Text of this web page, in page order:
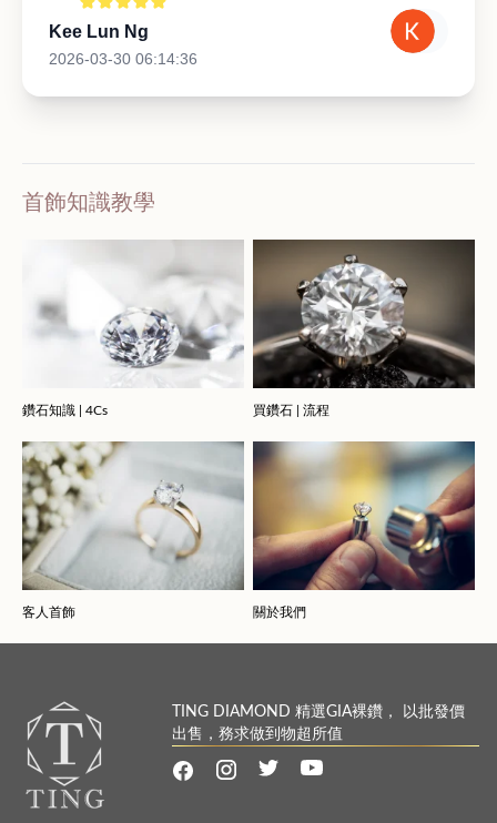
Kee Lun Ng
2026-03-30 06:14:36
首飾知識教學
鑽石知識 | 4Cs 買鑽石 | 流程
客人首飾 關於我們
TING DIAMOND 精選GIA裸鑽， 以批發價
出售，務求做到物超所值